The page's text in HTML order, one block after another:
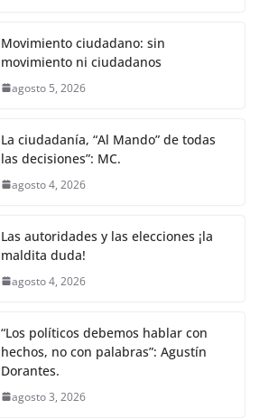
Movimiento ciudadano: sin
movimiento ni ciudadanos
agosto 5, 2026
La ciudadanía, “Al Mando” de todas
las decisiones”: MC.
agosto 4, 2026
Las autoridades y las elecciones ¡la
maldita duda!
agosto 4, 2026
“Los políticos debemos hablar con
hechos, no con palabras”: Agustín
Dorantes.
agosto 3, 2026